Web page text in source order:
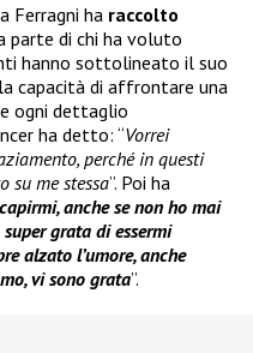
Ferragni ha raccolto
parte di chi ha voluto
hanno sottolineato il suo
capacità di affrontare una
ogni dettaglio
ha detto: “Vorrei
perché in questi
su me stessa”. Poi ha
anche se non ho mai
grata di essermi
alzato l’umore, anche
vi sono grata”.